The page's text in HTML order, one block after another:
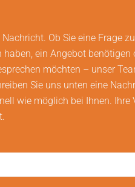
Ob Sie eine Frage
ein Angebot benötigen
möchten – unser
Sie uns unten eine
wie möglich bei Ihnen. Ihre